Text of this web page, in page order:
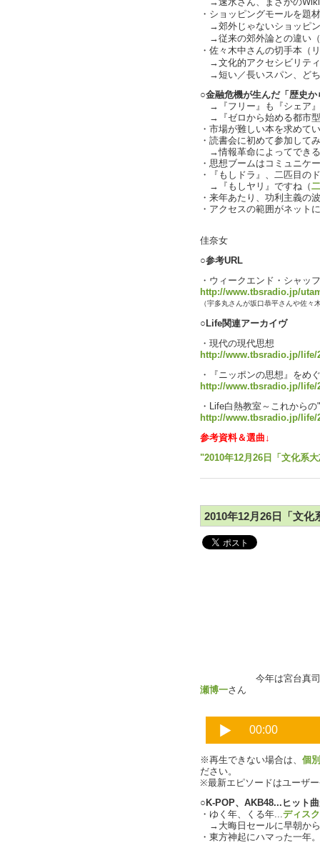
・ショッピングモールを題
→郊外じゃないショッピ
→従来の郊外論との違い
・佐々木中さんの切手本（
→文化的アクセシビリテ
→短い／長いスパン、ど
○金融危機が生んだ「歴史
→『フリー』も『シェア
→『ゼロから始める都市
・市場が難しい本を求めて
・読書会に初めて参加して
→情報革命によってでき
・思想ブームはコミュニケ
・『もしドラ』、二匹目の
→『もしヤリ』ですね（
・来年あたり、功利主義の
・アクセスの範囲がネット
佳奈女
○参考URL
・ウィークエンド・シャッ
http://www.tbsradio.jp/
（宇多丸さんが坂口恭平さんや佐々
○Life関連アーカイヴ
・現代の現代思想
http://www.tbsradio.jp/life/
・『ニッポンの思想』をめ
http://www.tbsradio.jp/life/
・Life白熱教室～これから
http://www.tbsradio.jp/life/
参考資料＆選曲↓
"2010年12月26日「文化系
2010年12月26日「文化
今年は宮台真司さ
瀬博一さん
※再生できない場合は、 個
ださい。
※最新エピソードはユーザ
○K-POP、AKB48...ヒット
・ゆく年、くる年...ディス
→大晦日セールに早朝か
・東方神起にハマった一年